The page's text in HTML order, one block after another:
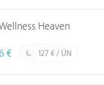
Heaven
€ 127 € / ÜN